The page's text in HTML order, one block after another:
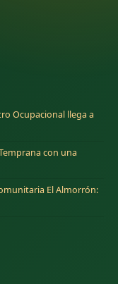
Ocupacional llega a
con una
El Almorrón: